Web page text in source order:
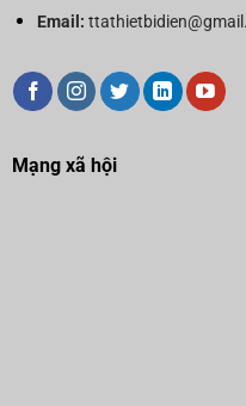
Email:
Mạng xã hội